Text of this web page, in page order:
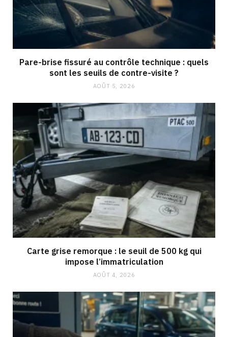
Pare-brise fissuré au contrôle technique : quels
sont les seuils de contre-visite ?
AOÛT 5, 2026
Carte grise remorque : le seuil de 500 kg qui
impose l’immatriculation
AOÛT 4, 2026